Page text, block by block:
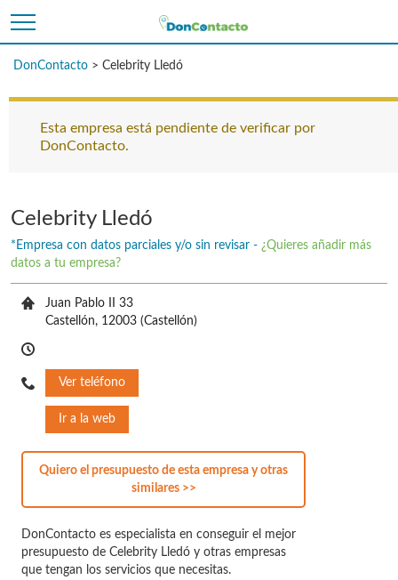
DonContacto > Celebrity Lledó
Esta empresa está pendiente de verificar por
DonContacto.
Celebrity Lledó
*Empresa con datos parciales y/o sin revisar - ¿Quieres añadir más
datos a tu empresa?
Juan Pablo II 33
Castellón, 12003 (Castellón)
Ver teléfono
Ir a la web
Quiero el presupuesto de esta empresa y otras
similares >>
DonContacto es especialista en conseguir el mejor
presupuesto de Celebrity Lledó y otras empresas
que tengan los servicios que necesitas.